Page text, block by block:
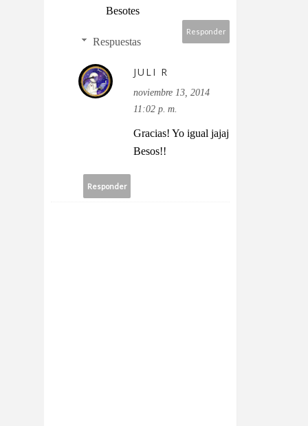
Besotes
Responder
Respuestas
JULI R
noviembre 13, 2014
11:02 p. m.
Gracias! Yo igual jajaj
Besos!!
Responder